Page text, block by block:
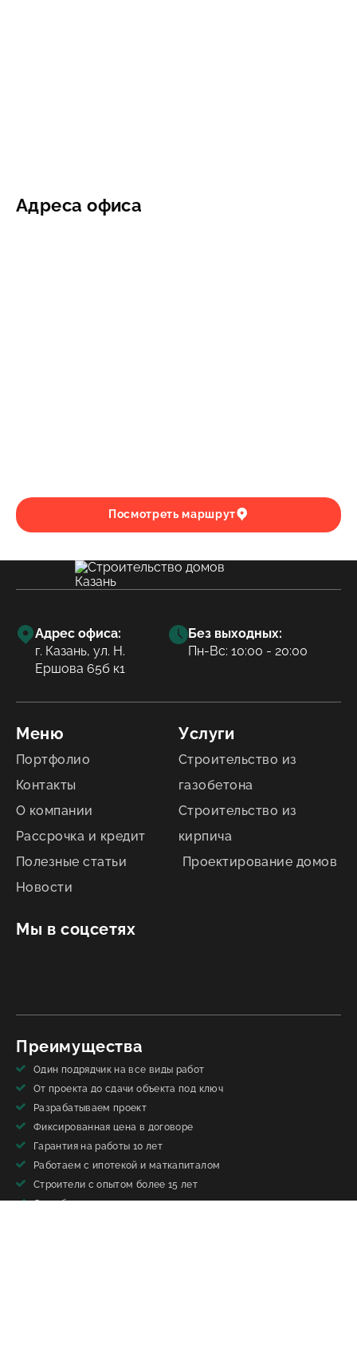
Адреса офиса
Посмотреть маршрут
Адрес офиса:
г. Казань, ул. Н.
Ершова 65б к1
Без выходных:
Пн-Вс: 10:00 - 20:00
Меню
Портфолио
Контакты
О компании
Рассрочка и кредит
Полезные статьи
Новости
Мы в соцсетях
Услуги
Строительство из
газобетона
Строительство из
кирпича
Проектирование домов
Преимущества
Один подрядчик на все виды работ
От проекта до сдачи объекта под ключ
Разрабатываем проект
Фиксированная цена в договоре
Гарантия на работы 10 лет
Работаем с ипотекой и маткапиталом
Строители с опытом более 15 лет
Свои бригады